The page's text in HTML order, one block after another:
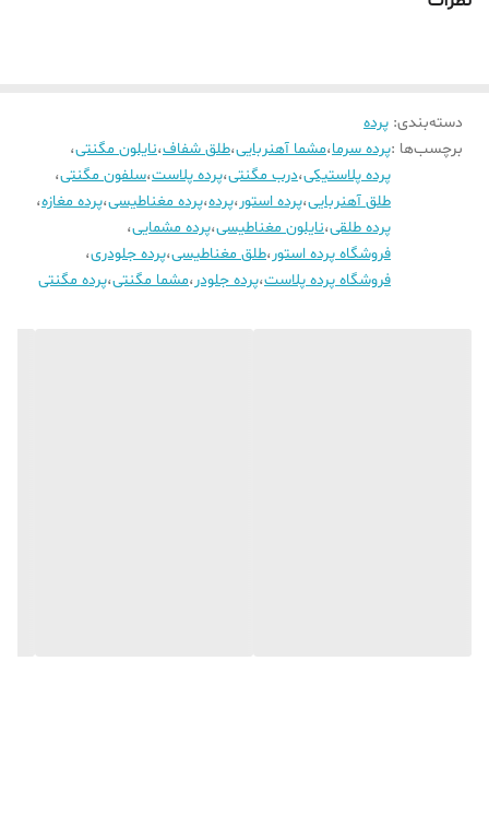
دسته‌بندی: پرده
برچسب‌ها :پرده سرما،مشما آهنربایی،طلق شفاف،نایلون مگنتی،
پرده پلاستیکی،درب مگنتی،پرده پلاست،سلفون مگنتی،
طلق آهنربایی،پرده استور،پرده،پرده مغناطیسی،پرده مغازه،
پرده طلقی،نایلون مغناطیسی،پرده مشمایی،
فروشگاه پرده استور،طلق مغناطیسی،پرده جلودری،
فروشگاه پرده پلاست،پرده جلودر،مشما مگنتی،پرده مگنتی